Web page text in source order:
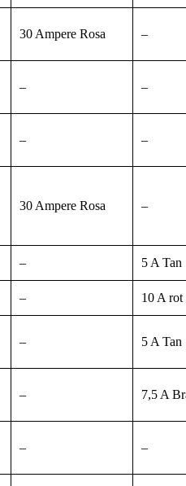
30 Ampere Rosa –
– –
– –
30 Ampere Rosa –
– 5 A Tan
– 10 A rot
– 5 A Tan
– 7,5 A
– –